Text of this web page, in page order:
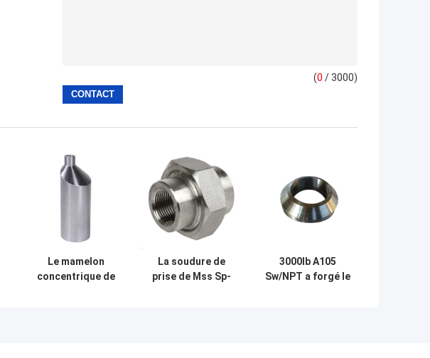
(0 / 3000)
Le mamelon
concentrique de
La soudure de
prise de Mss Sp-
3000lb A105
Sw/NPT a forgé le